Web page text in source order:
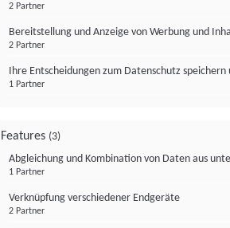
2 Partner
Bereitstellung und Anzeige von Werbung und
2 Partner
Ihre Entscheidungen zum Datenschutz
1 Partner
Features (3)
Abgleichung und Kombination von Daten aus
1 Partner
Verknüpfung verschiedener Endgeräte
2 Partner